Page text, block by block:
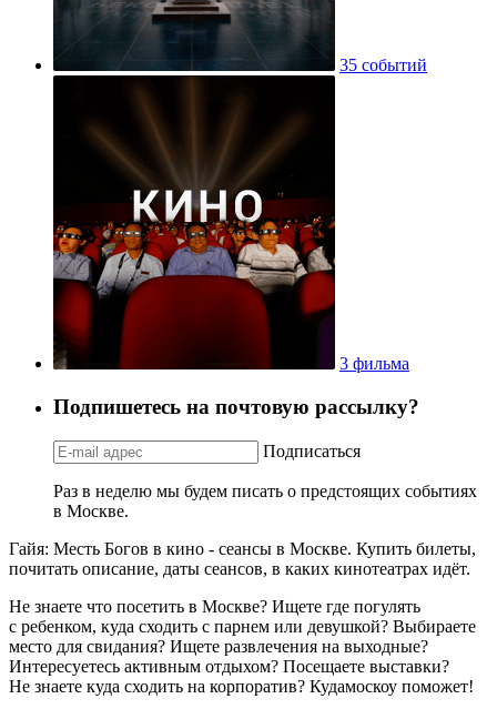
35 событий
3 фильма
Подпишетесь на почтовую рассылку?
Подписаться
Раз в неделю мы будем писать о предстоящих событиях
в Москве.
Гайя: Месть Богов в кино - сеансы в Москве. Купить билеты,
почитать описание, даты сеансов, в каких кинотеатрах идёт.
Не знаете что посетить в Москве? Ищете где погулять
с ребенком, куда сходить с парнем или девушкой? Выбираете
место для свидания? Ищете развлечения на выходные?
Интересуетесь активным отдыхом? Посещаете выставки?
Не знаете куда сходить на корпоратив? Кудамоскоу поможет!